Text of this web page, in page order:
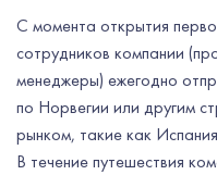
С момента открытия
сотрудников компании
менеджеры) ежегодно
по Норвегии или другим
рынком, такие как
В течение путешествия